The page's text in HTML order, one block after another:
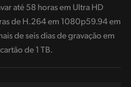
até 58 horas em Ultra HD
de H.264 em 1080p59.94 em
de seis dias de gravação em
de 1 TB.